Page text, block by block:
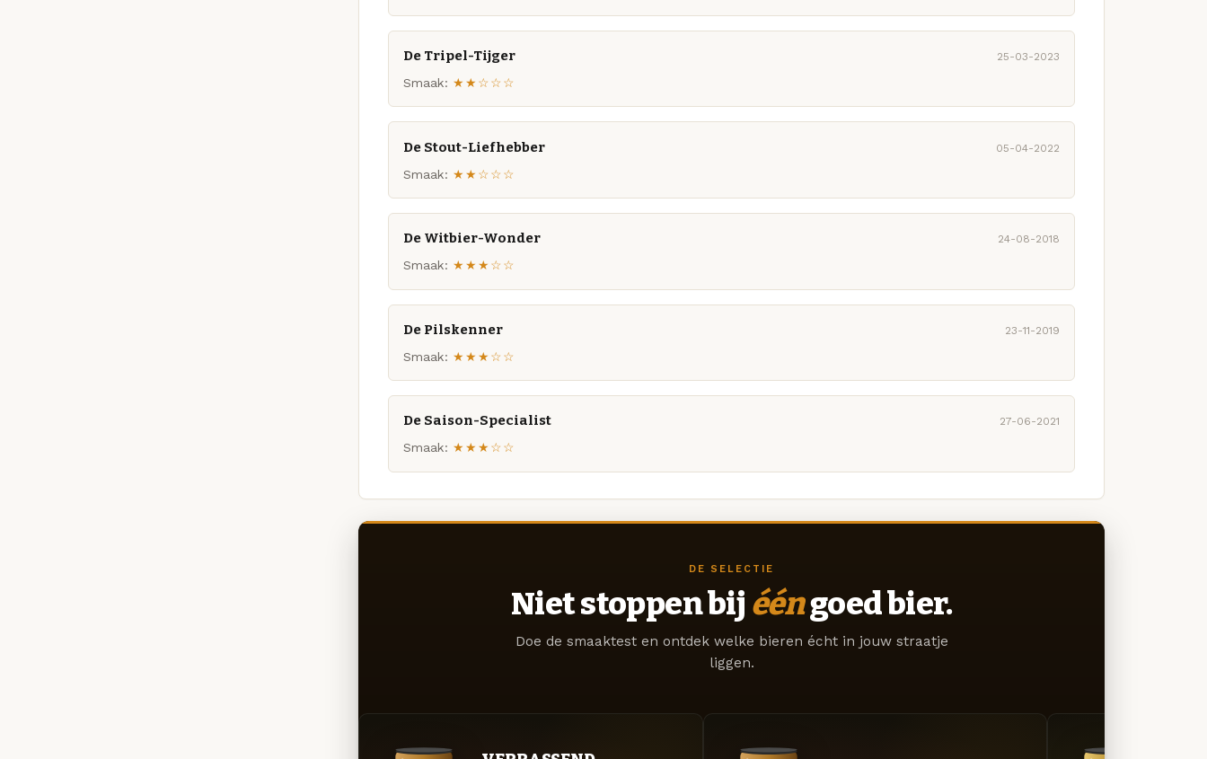
De Tripel-Tijger 25-03-2023
Smaak: ★★☆☆☆
De Stout-Liefhebber 05-04-2022
Smaak: ★★☆☆☆
De Witbier-Wonder 24-08-2018
Smaak: ★★★☆☆
De Pilskenner 23-11-2019
Smaak: ★★★☆☆
De Saison-Specialist 27-06-2021
Smaak: ★★★☆☆
DE SELECTIE
Niet stoppen bij ééngoed bier.
Doe de smaaktest en ontdek welke bieren écht in jouw straatje
liggen.